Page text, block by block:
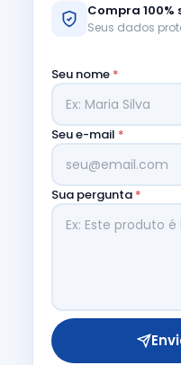
Compra 100%
Seus dados
Seu nome *
Seu e-mail *
Sua pergunta *